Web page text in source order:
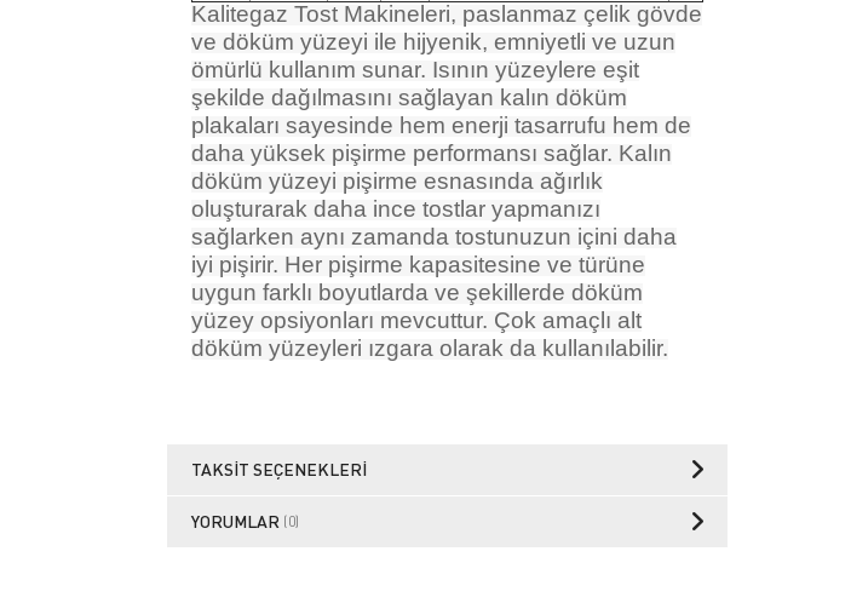
Kalitegaz Tost Makineleri, paslanmaz çelik gövde
ve döküm yüzeyi ile hijyenik, emniyetli ve uzun
ömürlü kullanım sunar. Isının yüzeylere eşit
şekilde dağılmasını sağlayan kalın döküm
plakaları sayesinde hem enerji tasarrufu hem de
daha yüksek pişirme performansı sağlar. Kalın
döküm yüzeyi pişirme esnasında ağırlık
oluşturarak daha ince tostlar yapmanızı
sağlarken aynı zamanda tostunuzun içini daha
iyi pişirir. Her pişirme kapasitesine ve türüne
uygun farklı boyutlarda ve şekillerde döküm
yüzey opsiyonları mevcuttur. Çok amaçlı alt
döküm yüzeyleri ızgara olarak da kullanılabilir.
TAKSIT SEÇENEKLERI
YORUMLAR (0)